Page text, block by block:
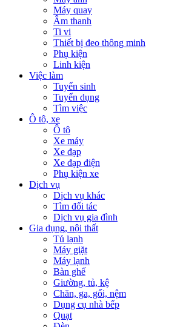
Máy quay
Âm thanh
Ti vi
Thiết bị đeo thông minh
Phụ kiện
Linh kiện
Việc làm
Tuyển sinh
Tuyển dụng
Tìm việc
Ô tô, xe
Ô tô
Xe máy
Xe đạp
Xe đạp điện
Phụ kiện xe
Dịch vụ
Dịch vụ khác
Tìm đối tác
Dịch vụ gia đình
Gia dụng, nội thất
Tủ lạnh
Máy giặt
Máy lạnh
Bàn ghế
Giường, tủ, kệ
Chăn, ga, gối, nệm
Dụng cụ nhà bếp
Quạt